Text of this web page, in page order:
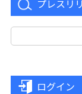
プレスリ
ログイン